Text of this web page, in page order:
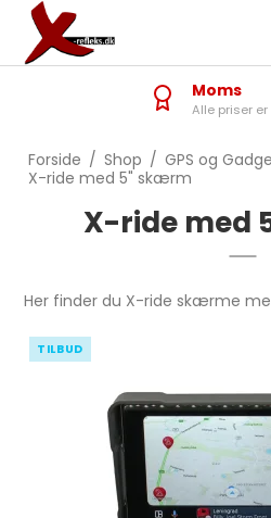
Moms
Alle priser
Forside / Shop / GPS og
X-ride med 5" skærm
X-ride med
Her finder du X-ride skærme
TILBUD